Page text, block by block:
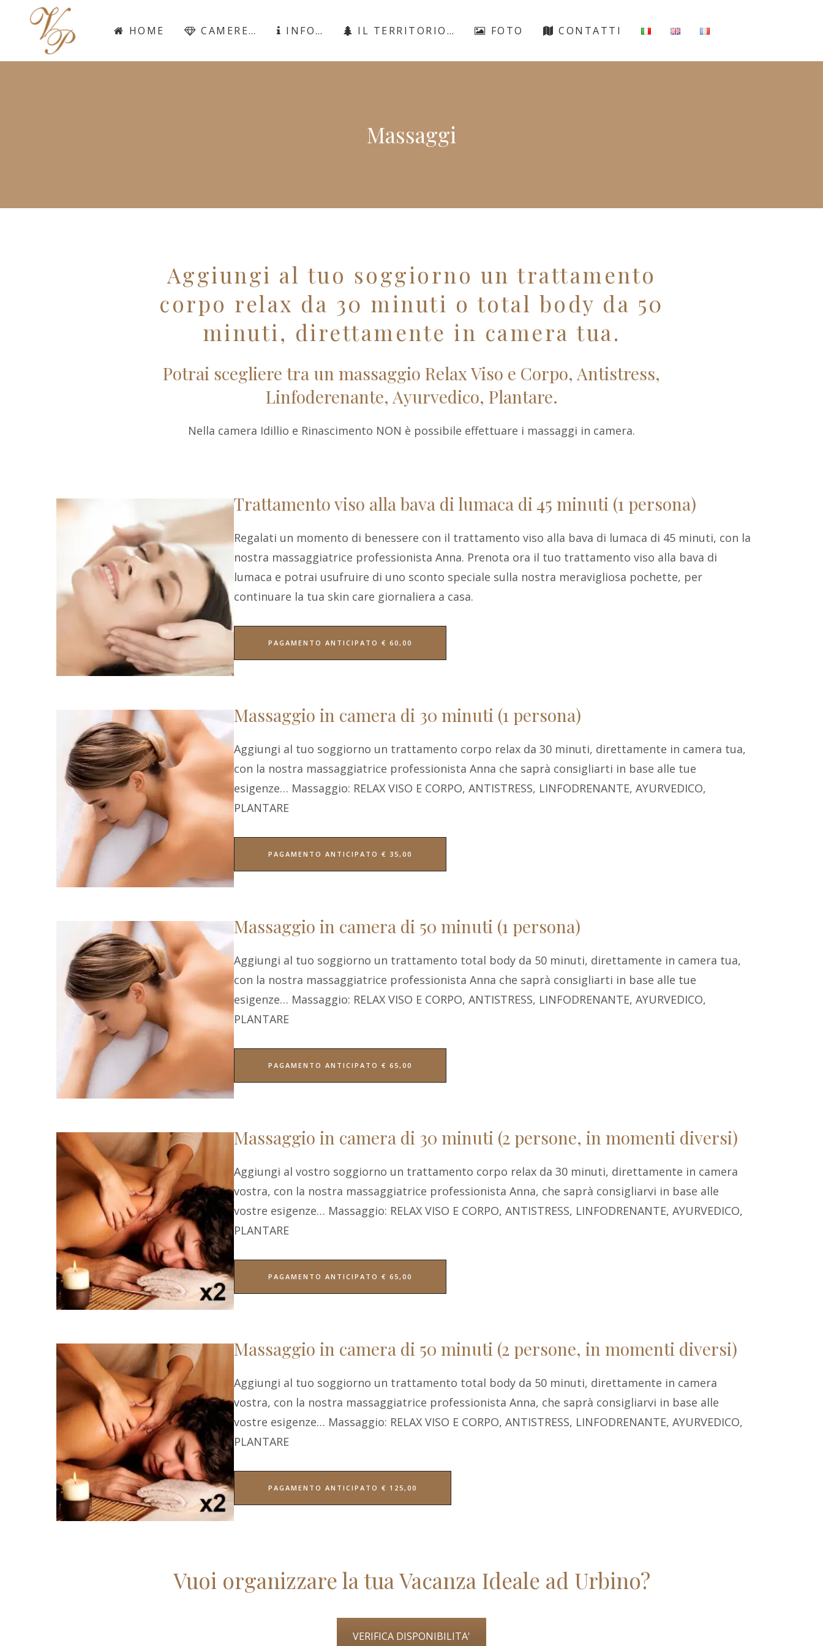
HOME CAMERE… INFO… IL TERRITORIO… FOTO CONTATTI
Massaggi
Aggiungi al tuo soggiorno un trattamento
corpo relax da 30 minuti o total body da 50
minuti, direttamente in camera tua.
Potrai scegliere tra un massaggio Relax Viso e Corpo, Antistress,
Linfoderenante, Ayurvedico, Plantare.
Nella camera Idillio e Rinascimento NON è possibile effettuare i massaggi in camera.
Trattamento viso alla bava di lumaca di 45 minuti (1 persona)
Regalati un momento di benessere con il trattamento viso alla bava di lumaca di 45 minuti, con la
nostra massaggiatrice professionista Anna. Prenota ora il tuo trattamento viso alla bava di
lumaca e potrai usufruire di uno sconto speciale sulla nostra meravigliosa pochette, per
continuare la tua skin care giornaliera a casa.
PAGAMENTO ANTICIPATO € 60,00
Massaggio in camera di 30 minuti (1 persona)
Aggiungi al tuo soggiorno un trattamento corpo relax da 30 minuti, direttamente in camera tua,
con la nostra massaggiatrice professionista Anna che saprà consigliarti in base alle tue
esigenze… Massaggio: RELAX VISO E CORPO, ANTISTRESS, LINFODRENANTE, AYURVEDICO,
PLANTARE
PAGAMENTO ANTICIPATO € 35,00
Massaggio in camera di 50 minuti (1 persona)
Aggiungi al tuo soggiorno un trattamento total body da 50 minuti, direttamente in camera tua,
con la nostra massaggiatrice professionista Anna che saprà consigliarti in base alle tue
esigenze… Massaggio: RELAX VISO E CORPO, ANTISTRESS, LINFODRENANTE, AYURVEDICO,
PLANTARE
PAGAMENTO ANTICIPATO € 65,00
Massaggio in camera di 30 minuti (2 persone, in momenti diversi)
Aggiungi al vostro soggiorno un trattamento corpo relax da 30 minuti, direttamente in camera
vostra, con la nostra massaggiatrice professionista Anna, che saprà consigliarvi in base alle
vostre esigenze… Massaggio: RELAX VISO E CORPO, ANTISTRESS, LINFODRENANTE, AYURVEDICO,
PLANTARE
PAGAMENTO ANTICIPATO € 65,00
Massaggio in camera di 50 minuti (2 persone, in momenti diversi)
Aggiungi al tuo soggiorno un trattamento total body da 50 minuti, direttamente in camera
vostra, con la nostra massaggiatrice professionista Anna, che saprà consigliarvi in base alle
vostre esigenze… Massaggio: RELAX VISO E CORPO, ANTISTRESS, LINFODRENANTE, AYURVEDICO,
PLANTARE
PAGAMENTO ANTICIPATO € 125,00
Vuoi organizzare la tua Vacanza Ideale ad Urbino?
VERIFICA DISPONIBILITA'